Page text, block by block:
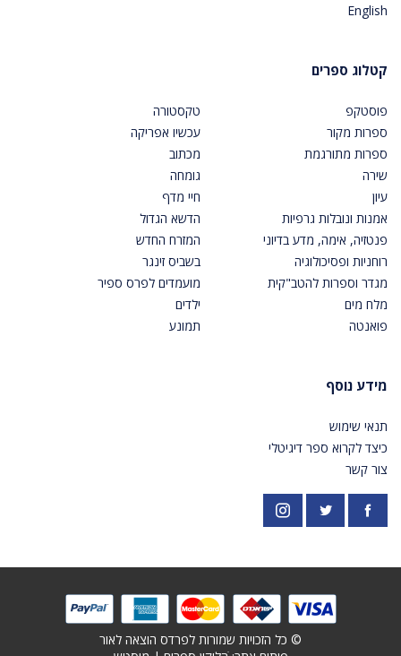
English
קטלוג ספרים
פוסטקפ
ספרות מקור
ספרות מתורגמת
שירה
עיון
אמנות ונובלות גרפיות
פנטזיה, אימה, מדע בדיוני
רוחניות ופסיכולוגיה
מגדר וספרות להטב"קית
מלח מים
פואנטה
טקסטורה
עכשיו אפריקה
מכתוב
גומחה
חיי מדף
הדשא הגדול
המזרח החדש
בשביס זינגר
מועמדים לפרס ספיר
ילדים
תמונע
מידע נוסף
תנאי שימוש
כיצד לקרוא ספר דיגיטלי
צור קשר
פייסבוק https://twitter.com/PardesPublish
אינסטגרם
© כל הזכויות שמורות לפרדס הוצאה לאור